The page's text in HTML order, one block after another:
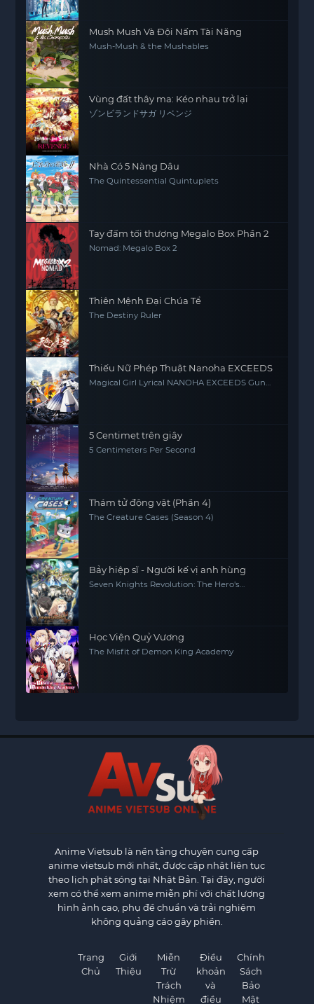
Mush Mush Và Đội Nấm Tài Năng
Mush-Mush & the Mushables
Vùng đất thây ma: Kéo nhau trở lại
ゾンビランドサガ リベンジ
Nhà Có 5 Nàng Dâu
The Quintessential Quintuplets
Tay đấm tối thượng Megalo Box Phần 2
Nomad: Megalo Box 2
Thiên Mệnh Đại Chúa Tể
The Destiny Ruler
Thiếu Nữ Phép Thuật Nanoha EXCEEDS
Magical Girl Lyrical NANOHA EXCEEDS Gun
5 Centimet trên giây
5 Centimeters Per Second
Thám tử động vật (Phần 4)
The Creature Cases (Season 4)
Bảy hiệp sĩ - Người kế vị anh hùng
Seven Knights Revolution: The Hero's
Học Viện Quỷ Vương
The Misfit of Demon King Academy
Anime Vietsub là nền tảng chuyên cung cấp
anime vietsub mới nhất, được cập nhật liên tục
theo lịch phát sóng tại Nhật Bản. Tại đây, người
xem có thể xem anime miễn phí với chất lượng
hình ảnh cao, phụ đề chuẩn và trải nghiệm
không quảng cáo gây phiền.
Trang
Chủ
Giới
Thiệu
Miễn
Trừ
Trách
Nhiệm
Điều
khoản
và
điều
Chính
Sách
Bảo
Mật